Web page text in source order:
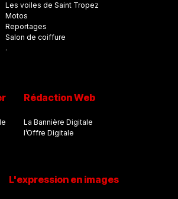
Les voiles de Saint Tropez
Motos
Reportages
Salon de coiffure
.
Rédaction Web
La Bannière Digitale
l’Offre Digitale
L'expression en images